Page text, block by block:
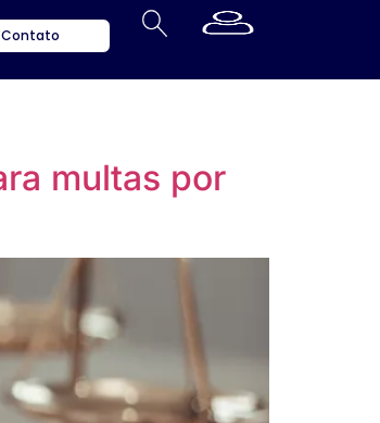
Contato
multas por